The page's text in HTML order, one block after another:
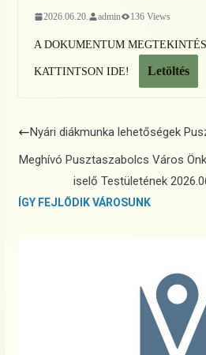
2026.06.20. admin 136 Views
A DOKUMENTUM
KATTINTSON IDE! Letöltés
Nyári diákmunka lehetőségek
Meghívó Pusztaszabolcs Város
iselő Testületének
ÍGY FEJLŐDIK VÁROSUNK